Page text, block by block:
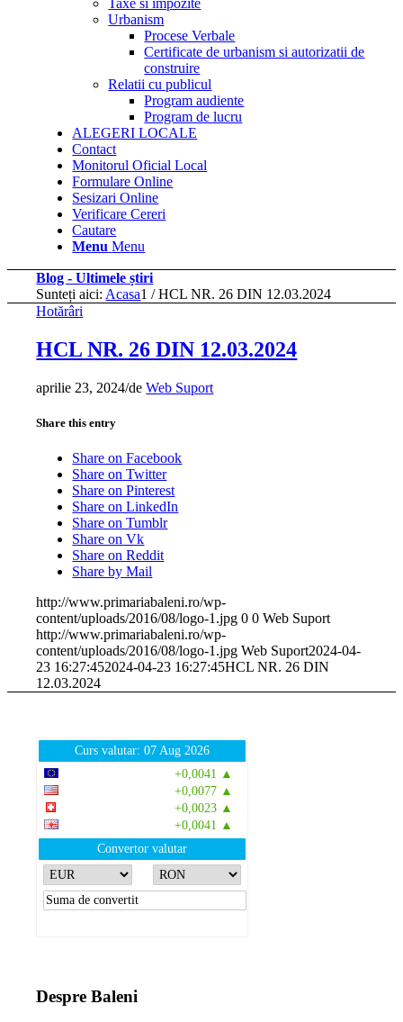
Taxe si impozite
Urbanism
Procese Verbale
Certificate de urbanism si autorizatii de
construire
Relatii cu publicul
Program audiente
Program de lucru
ALEGERI LOCALE
Contact
Monitorul Oficial Local
Formulare Online
Sesizari Online
Verificare Cereri
Cautare
Menu Menu
Blog - Ultimele știri
Sunteți aici: Acasa1 / HCL NR. 26 DIN 12.03.2024
Hotărâri
HCL NR. 26 DIN 12.03.2024
aprilie 23, 2024/deWeb Suport
Share this entry
Share on Facebook
Share on Twitter
Share on Pinterest
Share on LinkedIn
Share on Tumblr
Share on Vk
Share on Reddit
Share by Mail
http://www.primariabaleni.ro/wp-
content/uploads/2016/08/logo-1.jpg 0 0 Web Suport
http://www.primariabaleni.ro/wp-
content/uploads/2016/08/logo-1.jpg Web Suport2024-04-
23 16:27:452024-04-23 16:27:45HCL NR. 26 DIN
12.03.2024
Curs valutar: 07 Aug 2026
+0,0041 ▲
+0,0077 ▲
+0,0023 ▲
+0,0041 ▲
Convertor valutar
Despre Baleni